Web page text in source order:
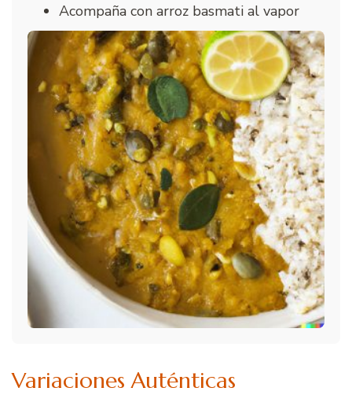
Acompaña con arroz basmati al vapor
Variaciones Auténticas